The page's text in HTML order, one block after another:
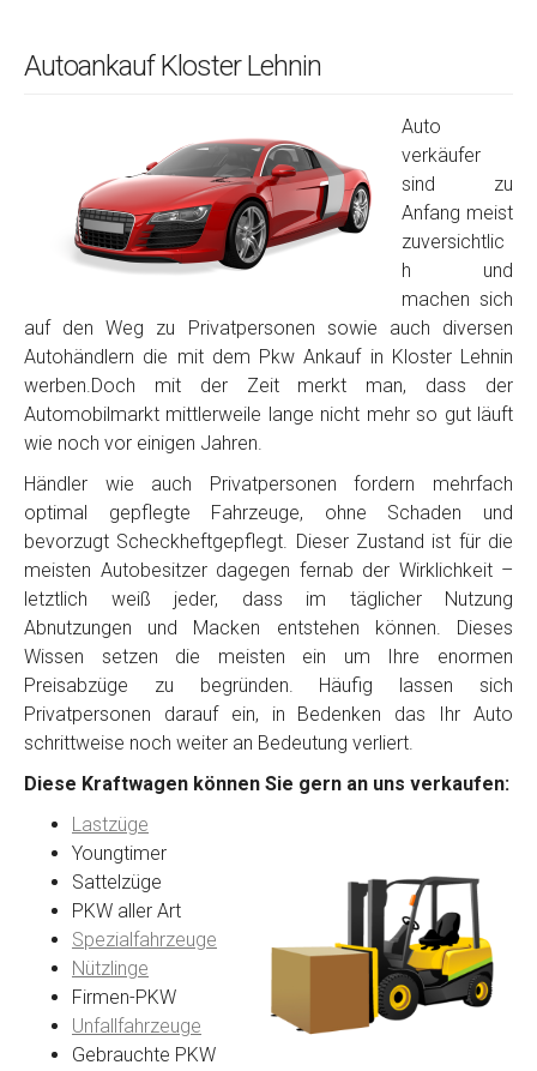
Autoankauf Kloster Lehnin
Auto
verkäufer
sind zu
Anfang meist
zuversichtlic
h und
machen sich
auf den Weg zu Privatpersonen sowie auch diversen
Autohändlern die mit dem Pkw Ankauf in Kloster Lehnin
werben.Doch mit der Zeit merkt man, dass der
Automobilmarkt mittlerweile lange nicht mehr so gut läuft
wie noch vor einigen Jahren.
Händler wie auch Privatpersonen fordern mehrfach
optimal gepflegte Fahrzeuge, ohne Schaden und
bevorzugt Scheckheftgepflegt. Dieser Zustand ist für die
meisten Autobesitzer dagegen fernab der Wirklichkeit –
letztlich weiß jeder, dass im täglicher Nutzung
Abnutzungen und Macken entstehen können. Dieses
Wissen setzen die meisten ein um Ihre enormen
Preisabzüge zu begründen. Häufig lassen sich
Privatpersonen darauf ein, in Bedenken das Ihr Auto
schrittweise noch weiter an Bedeutung verliert.
Diese Kraftwagen können Sie gern an uns verkaufen:
Lastzüge
Youngtimer
Sattelzüge
PKW aller Art
Spezialfahrzeuge
Nützlinge
Firmen-PKW
Unfallfahrzeuge
Gebrauchte PKW